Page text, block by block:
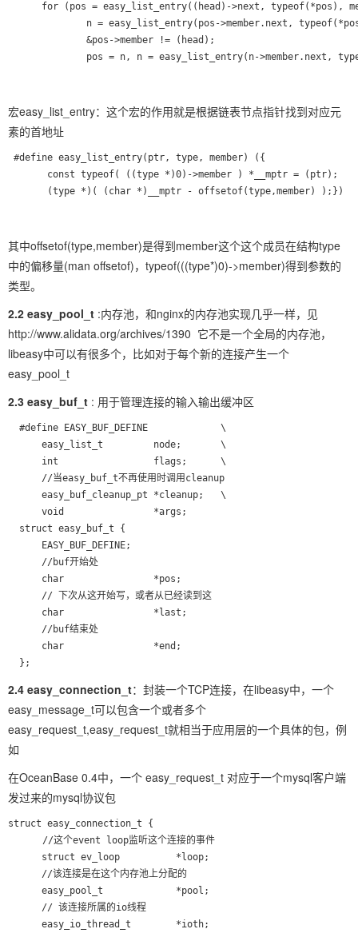
for (pos = easy_list_entry((head)->next, typeof(*pos),
n = easy_list_entry(pos->member.next,
&pos->member != (head);
宏easy_list_entry：这个宏的作用就是根据链表节点指针找到对应元
素的首地址
#define easy_list_entry(ptr, type, member) ({
const typeof( ((type *)0)->member ) *__mptr = (ptr);
其中offsetof(type,member)是得到member这个这个成员在结构type
中的偏移量(man offsetof)，typeof(((type*)0)->member)得到参数的
类型。
2.2 easy_pool_t :内存池，和nginx的内存池实现几乎一样，见
http://www.alidata.org/archives/1390 它不是一个全局的内存池，
libeasy中可以有很多个，比如对于每个新的连接产生一个
easy_pool_t
2.3 easy_buf_t : 用于管理连接的输入输出缓冲区
  #define EASY_BUF_DEFINE             \
      easy_list_t         node;       \
      int                 flags;      \
      //当easy_buf_t不再使用时调用cleanup
      easy_buf_cleanup_pt *cleanup;   \
      void                *args;
struct
      EASY_BUF_DEFINE;
      //buf开始处
      char                *pos;
      // 下次从这开始写，或者从已经读到这
      char                *last;
      //buf结束处
      char                *end;
  };
2.4 easy_connection_t：封装一个TCP连接，在libeasy中，一个
easy_message_t可以包含一个或者多个
easy_request_t,easy_request_t就相当于应用层的一个具体的包，例
如
在OceanBase 0.4中，一个 easy_request_t 对应于一个mysql客户端
发过来的mysql协议包
struct easy_connection_t {
//这个event loop监听这个连接的事件
      struct ev_loop          *loop;
      //该连接是在这个内存池上分配的
      easy_pool_t             *pool;
      // 该连接所属的io线程
      easy_io_thread_t        *ioth;